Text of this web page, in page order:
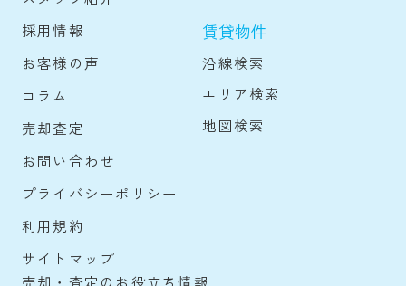
採用情報
お客様の声
コラム
売却査定
お問い合わせ
プライバシーポリシー
利用規約
サイトマップ
賃貸物件
沿線検索
エリア検索
地図検索
売却・査定のお役立ち情報